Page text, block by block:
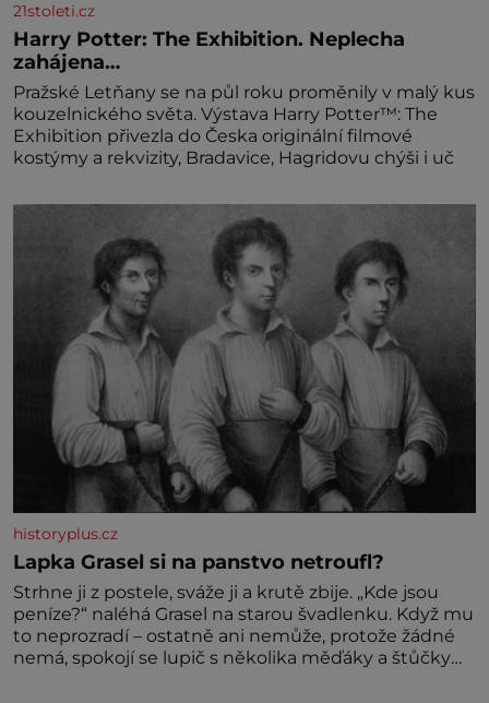
21stoleti.cz
Harry Potter: The Exhibition. Neplecha
zahájena…
Pražské Letňany se na půl roku proměnily v malý kus
kouzelnického světa. Výstava Harry Potter™: The
Exhibition přivezla do Česka originální filmové
kostýmy a rekvizity, Bradavice, Hagridovu chýši i uč
historyplus.cz
Lapka Grasel si na panstvo netroufl?
Strhne ji z postele, sváže ji a krutě zbije. „Kde jsou
peníze?“ naléhá Grasel na starou švadlenku. Když mu
to neprozradí – ostatně ani nemůže, protože žádné
nemá, spokojí se lupič s několika měďáky a štůčky